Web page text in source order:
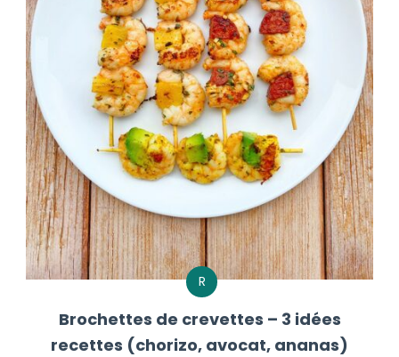
R
Brochettes de crevettes – 3 idées
recettes (chorizo, avocat, ananas)